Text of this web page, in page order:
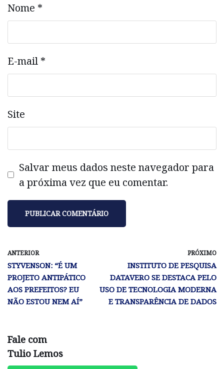
Nome *
E-mail *
Site
Salvar meus dados neste navegador para
a próxima vez que eu comentar.
ANTERIOR
STYVENSON: “É UM
PROJETO ANTIPÁTICO
AOS PREFEITOS? EU
NÃO ESTOU NEM AÍ”
PRÓXIMO
INSTITUTO DE PESQUISA
DATAVERO SE DESTACA PELO
USO DE TECNOLOGIA MODERNA
E TRANSPARÊNCIA DE DADOS
Fale com
Tulio Lemos